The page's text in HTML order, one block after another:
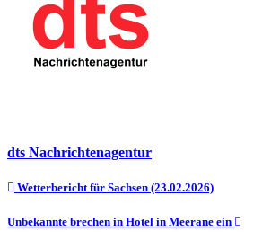
dts Nachrichtenagentur
Beitragsnavigation
Wetterbericht für Sachsen (23.02.2026)
Unbekannte brechen in Hotel in Meerane ein